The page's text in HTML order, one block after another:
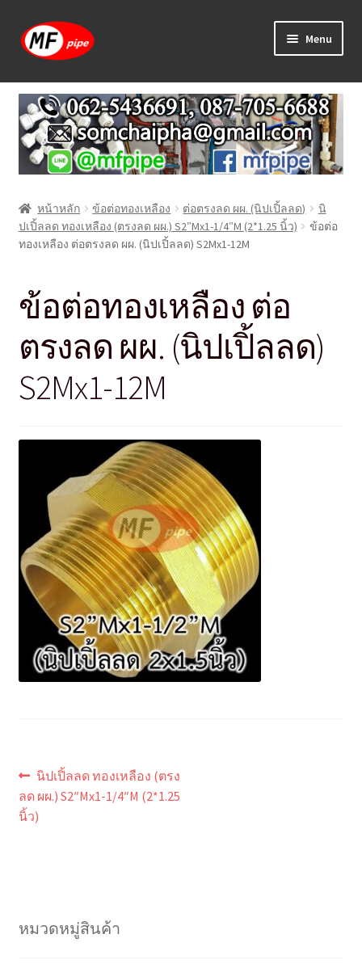
Skip
to
Skip
to
Menu
หน้าแรก
ร้านค้า
วิธีการเดินท่อ PAP
บทความ
วิธีการสั่งซื้อ
แจ้งชำระเงิน
ติดต่อเรา
หน้าหลัก ข้อต่อทองเหลือง ต่อตรงลด ผผ. (นิปเปิ้ลลด)
นิ
ปเปิ้ลลด ทองเหลือง (ตรงลด ผผ.) S2″Mx1-1/4″M (2*1.25 นิ้ว)
ข้อต่อ
ทองเหลือง ต่อตรงลด ผผ. (นิปเปิ้ลลด) S2Mx1-12M
ข้อต่อทองเหลือง ต่อ
ตรงลด ผผ. (นิปเปิ้ลลด)
S2Mx1-12M
แนะแนว
เรื่อง
Previous
post:
นิปเปิ้ลลด ทองเหลือง (ตรง
ลด ผผ.) S2″Mx1-1/4″M (2*1.25
นิ้ว)
หมวดหมู่สินค้า